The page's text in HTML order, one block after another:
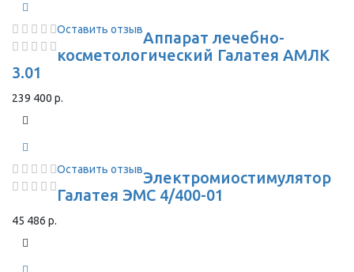
Оставить отзывАппарат лечебно-
косметологический Галатея АМЛК
3.01
239 400 р.
Оставить отзывЭлектромиостимулятор
Галатея ЭМС 4/400-01
45 486 р.